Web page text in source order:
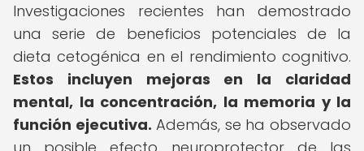
Investigaciones recientes han demostrado
una serie de beneficios potenciales de la
dieta cetogénica en el rendimiento cognitivo.
Estos incluyen mejoras en la claridad
mental, la concentración, la memoria y la
función ejecutiva. Además, se ha observado